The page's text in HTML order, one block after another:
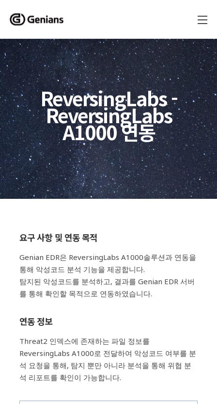
ReversingLabs -
ReversingLabs
A1000 연동
요구 사항 및 연동 목적
Genian EDR은 ReversingLabs A1000솔루션과 연동을
통해 악성코드 분석 기능을 제공합니다.
탐지된 악성코드를 분석하고, 결과를 Genian EDR 서버
를 통해 확인할 목적으로 연동하였습니다.
연동 정보
Threat2 인덱스에 존재하는 파일 정보를
ReversingLabs A1000로 전달하여 악성코드 여부를 분
석 요청을 통해, 탐지 뿐만 아니라 분석을 통해 위협 분
석 리포트를 확인이 가능합니다.